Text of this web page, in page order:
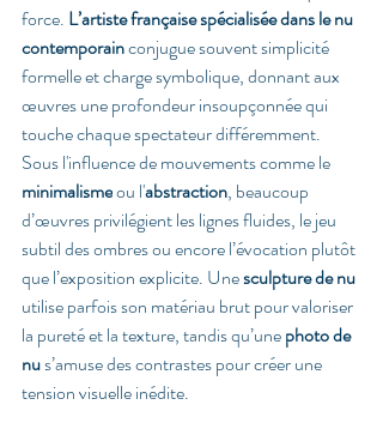
force. L’artiste française spécialisée dans le nu
contemporain conjugue souvent simplicité
formelle et charge symbolique, donnant aux
œuvres une profondeur insoupçonnée qui
touche chaque spectateur différemment.
Sous l'influence de mouvements comme le
minimalisme ou l'abstraction, beaucoup
d’œuvres privilégient les lignes fluides, le jeu
subtil des ombres ou encore l’évocation plutôt
que l’exposition explicite. Une sculpture de nu
utilise parfois son matériau brut pour valoriser
la pureté et la texture, tandis qu’une photo de
nu s’amuse des contrastes pour créer une
tension visuelle inédite.